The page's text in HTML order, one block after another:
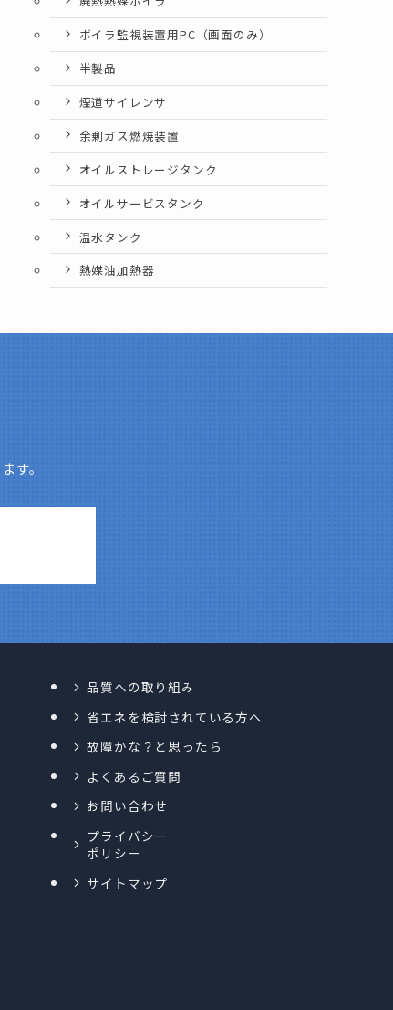
ボイラ監視装置用PC（画面のみ）
半製品
煙道サイレンサ
余剰ガス燃焼装置
オイルストレージタンク
オイルサービスタンク
温水タンク
熱媒油加熱器
す。
品質への取り組み
省エネを検討されている方へ
故障かな？と思ったら
よくあるご質問
お問い合わせ
プライバシー
ポリシー
サイトマップ